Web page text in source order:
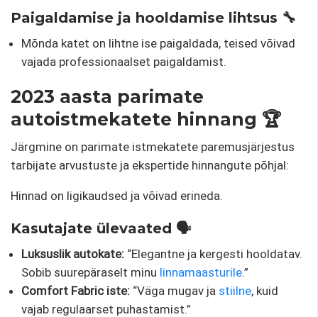
Paigaldamise ja hooldamise lihtsus 🔧
Mõnda katet on lihtne ise paigaldada, teised võivad
vajada professionaalset paigaldamist.
2023 aasta parimate
autoistmekatete hinnang 🏆
Järgmine on parimate istmekatete paremusjärjestus
tarbijate arvustuste ja ekspertide hinnangute põhjal:
Hinnad on ligikaudsed ja võivad erineda.
Kasutajate ülevaated 🗣️
Luksuslik autokate: “Elegantne ja kergesti hooldatav.
Sobib suurepäraselt minu linnamaasturile.”
Comfort Fabric iste: “Väga mugav ja stiilne, kuid
vajab regulaarset puhastamist.”